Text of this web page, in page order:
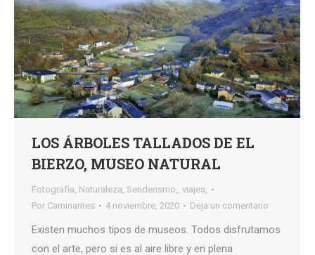
LOS ÁRBOLES TALLADOS DE EL
BIERZO, MUSEO NATURAL
Fotografía, Naturaleza, Senderismo,, viajes,
Por Caminantes 4 noviembre, 2020 Deja un comentario
Existen muchos tipos de museos. Todos disfrutamos
con el arte, pero si es al aire libre y en plena